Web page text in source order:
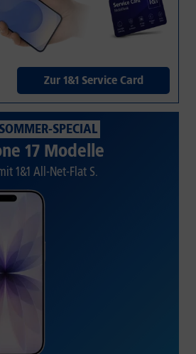
Zur 1&1 Service Card
SPECIAL
17 Modelle
1&1 All-Net-Flat S.